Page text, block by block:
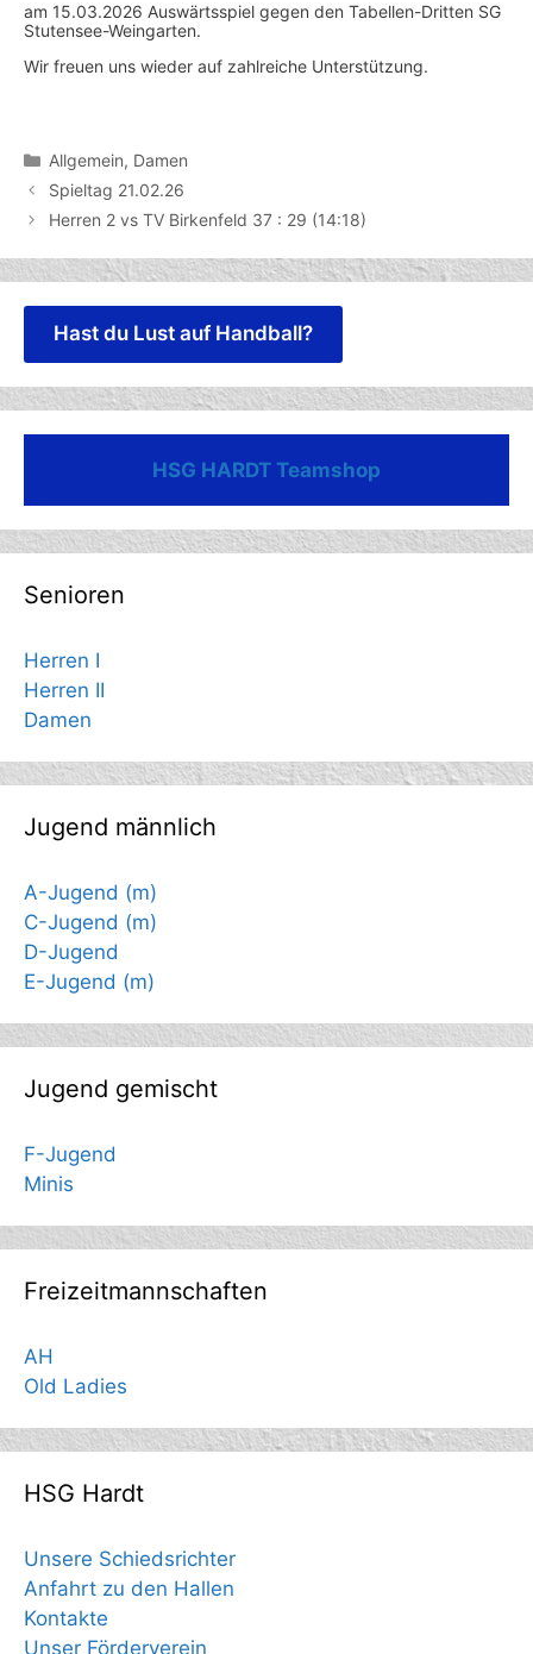
am 15.03.2026 Auswärtsspiel gegen den Tabellen-Dritten SG
Stutensee-Weingarten.
Wir freuen uns wieder auf zahlreiche Unterstützung.
Kategorien
Allgemein, Damen
Spieltag 21.02.26
Herren 2 vs TV Birkenfeld 37 : 29 (14:18)
Hast du Lust auf Handball?
HSG HARDT Teamshop
Senioren
Herren I
Herren II
Damen
Jugend männlich
A-Jugend (m)
C-Jugend (m)
D-Jugend
E-Jugend (m)
Jugend gemischt
F-Jugend
Minis
Freizeitmannschaften
AH
Old Ladies
HSG Hardt
Unsere Schiedsrichter
Anfahrt zu den Hallen
Kontakte
Unser Förderverein